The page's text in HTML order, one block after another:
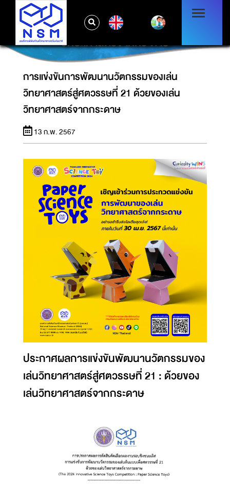
การแข่งขันการพัฒนานวัตกรรมของเล่น
วิทยาศาสตร์สู่ศตวรรษที่ 21 ด้วยของเล่น
วิทยาศาสตร์จากกระดาษ
การแข่งขันการพัฒนานวัตกรรมของเล่น
วิทยาศาสตร์สู่ศตวรรษที่ 21 ด้วยของเล่น
วิทยาศาสตร์จากกระดาษ
13 ก.พ. 2567
ประกาศผลการแข่งขันพัฒนานวัตกรรมของ
เล่นวิทยาศาสตร์สู่ศตวรรษที่ 21 : ด้วยของ
เล่นวิทยาศาสตร์จากกระดาษ